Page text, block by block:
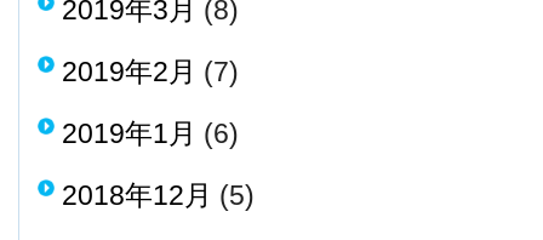
2019年3月 (8)
2019年2月 (7)
2019年1月 (6)
2018年12月 (5)